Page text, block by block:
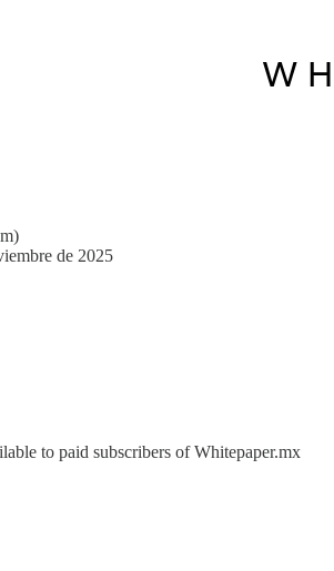
de 2025
to paid subscribers of Whitepaper.mx